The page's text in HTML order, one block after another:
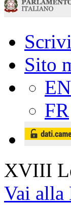
Scrivi
Sito
EN
FR
XVIII
Vai alla